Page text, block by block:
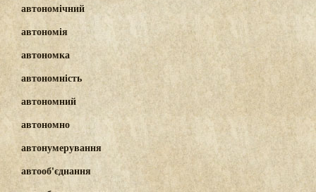
автономічний
автономія
автономка
автономність
автономний
автономно
автонумерування
автооб'єднання